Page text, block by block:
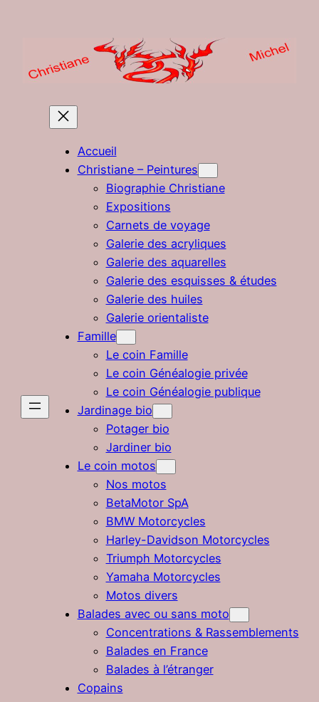
Accueil
Christiane – Peintures
Biographie Christiane
Expositions
Carnets de voyage
Galerie des acryliques
Galerie des aquarelles
Galerie des esquisses & études
Galerie des huiles
Galerie orientaliste
Famille
Le coin Famille
Le coin Généalogie privée
Le coin Généalogie publique
Jardinage bio
Potager bio
Jardiner bio
Le coin motos
Nos motos
BetaMotor SpA
BMW Motorcycles
Harley-Davidson Motorcycles
Triumph Motorcycles
Yamaha Motorcycles
Motos divers
Balades avec ou sans moto
Concentrations & Rassemblements
Balades en France
Balades à l’étranger
Copains